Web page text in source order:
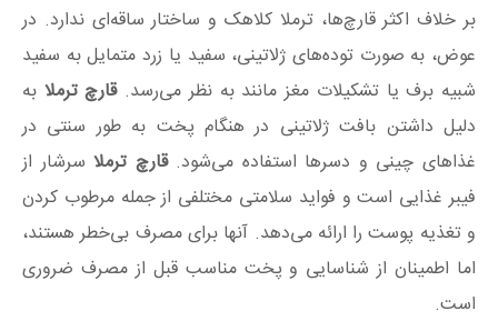
بر خلاف اکثر قارچ‌ها، ترملا کلاهک و ساختار ساقه‌ای ندارد. در
عوض، به صورت توده‌های ژلاتینی، سفید یا زرد متمایل به سفید
شبیه برف یا تشکیلات مغز مانند به نظر می‌رسد.قارچ ترملا به
دلیل داشتن بافت ژلاتینی در هنگام پخت به طور سنتی در
غذاهای چینی و دسرها استفاده می‌شود.قارچ ترملاسرشار از
فیبر غذایی است و فواید سلامتی مختلفی از جمله مرطوب کردن
و تغذیه پوست را ارائه می‌دهد. آنها برای مصرف بی‌خطر هستند،
اما اطمینان از شناسایی و پخت مناسب قبل از مصرف ضروری
است.